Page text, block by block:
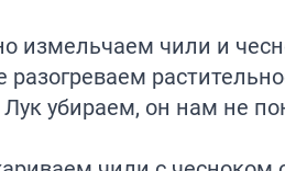
измельчаем чили и
разогреваем
убираем, он нам не